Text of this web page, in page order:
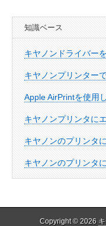
リ
知識ベース
キヤノンドライバー
キヤノンプリンター
Apple AirPrintを使用
キヤノンプリンタに
キヤノンのプリンタ
キヤノンのプリンタ
Copyright © 2026